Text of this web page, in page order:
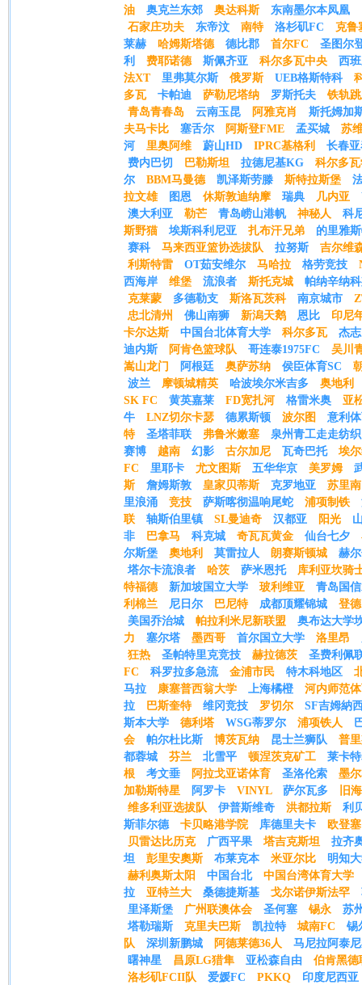
油 奥克兰东郊 奥达科斯 东南墨尔本凤凰
石家庄功夫
东帝汶 南特 洛杉矶FC
克鲁
莱赫
哈姆斯塔德 德比郡 首尔FC
圣图尔
利
费耶诺德 斯佩齐亚 科尔多瓦中央
西
法XT
里弗莫尔斯 俄罗斯 UEB格斯特科
多瓦
卡帕迪 萨勒尼塔纳 罗斯托夫
铁轨
青岛青春岛
云南玉昆 阿雅克肖
斯托姆加
夫马卡比
塞舌尔 阿斯登FME 孟买城
苏
河
里奥阿维 蔚山HD IPRC基格利
长春
费内巴切
巴勒斯坦 拉德尼基KG
科尔多
尔
BBM马曼德 凯泽斯劳滕 斯特拉斯堡
拉文雄
图恩 休斯敦迪纳摩 瑞典 几内亚
澳大利亚
勒芒 青岛崂山港帆 神秘人
科
斯野猫
埃斯科利尼亚 扎布汗兄弟
的里雅
赛科
马来西亚篮协选拔队 拉努斯
吉尔维
利斯特雷
OT茹安维尔 马哈拉 格劳竞技
西海岸
维堡 流浪者 斯托克城
帕纳辛纳
克莱蒙
多德勒支 斯洛瓦茨科 南京城市
忠北清州
佛山南狮 新潟天鹅 恩比
印尼
卡尔达斯
中国台北体育大学 科尔多瓦
杰志
迪内斯
阿肯色篮球队 哥连泰1975FC
吴川
嵩山龙门
阿根廷 奥萨苏纳 侯臣体育SC
波兰
摩顿城精英 哈波埃尔米吉多
奥地利
SK FC
黄英嘉莱 FD宽扎河 格雷米奥
亚
牛
LNZ切尔卡瑟 德累斯顿 波尔图
意利
特
圣塔菲联 弗鲁米嫩塞
泉州青工走走纺织
赛博
越南 幻影 古尔加尼 瓦奇巴托
埃
FC
里耶卡 尤文图斯 五华华京 美罗姆
斯
詹姆斯敦 皇家贝蒂斯 克罗地亚
苏里南
里浪涌
竞技 萨斯喀彻温响尾蛇 浦项制铁
联
轴斯伯里镇 SL曼迪奇 汉都亚 阳光
非
巴拿马 科克城 奇瓦瓦黄金 仙台七夕
尔斯堡
奧地利 莫雷拉人 朗赛斯顿城
赫
塔尔卡流浪者
哈茨 萨米恩托
库利亚坎骑
特福德
新加坡国立大学 玻利维亚
青岛国
利棉兰
尼日尔 巴尼特 成都顶耀锦城
登德
美国乔治城
帕拉利米尼新联盟
奥布达大学
力
塞尔塔 墨西哥 首尔国立大学 洛里昂
狂热
圣帕特里克竞技 赫拉德茨
圣费利佩
FC
科罗拉多急流 金浦市民 特木科地区
马拉
康塞普西翁大学 上海橘橙
河内师范
拉
巴斯奎特 维冈竞技 罗切尔
SF吉姆納
斯本大学
德利塔 WSG蒂罗尔 浦项铁人
会
帕尔杜比斯 博茨瓦纳 昆士兰狮队
普
都蓉城
芬兰 北雪平 顿涅茨克矿工
莱卡
根
考文垂 阿拉戈亚诺体育 圣洛伦索
墨
加勒斯特星
阿罗卡 VINYL 萨尔瓦多
旧
维多利亚选拔队
伊普斯维奇 洪都拉斯
利
斯菲尔德
卡贝略港学院 库德里夫卡
欧登塞
贝雷达比历克
广西平果 塔吉克斯坦
拉齐
坦
彭里安奧斯 布莱克本 米亚尔比
明知
赫利奥斯太阳
中国台北
中国台湾体育大学
拉
亚特兰大 桑德捷斯基 戈尔诺伊斯法罕
里泽斯堡
广州联澳体会 圣何塞 锡永
苏
塔勒瑞斯
克里夫巴斯 凯拉特 城南FC
锡
队
深圳新鹏城 阿德莱德36人
马尼拉阿泰
曙神星
昌原LG猎隼 亚松森自由
伯肯黑德
洛杉矶FCII队
爱媛FC PKKQ
印度尼西亚